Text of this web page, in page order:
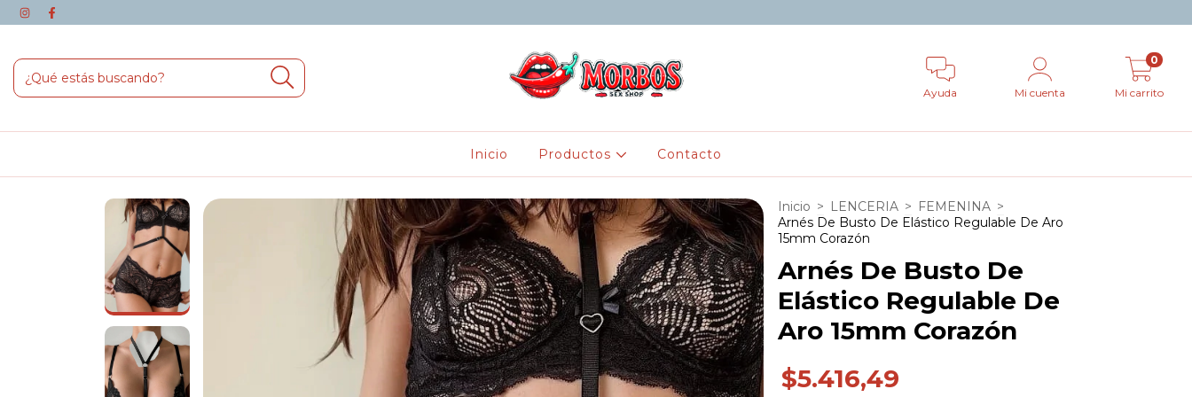
Ayuda Mi cuenta Mi carrito
0
Inicio Productos Contacto
Inicio > LENCERIA > FEMENINA >
Arnés De Busto De Elástico Regulable De Aro
15mm Corazón
Arnés De Busto De
Elástico Regulable De
Aro 15mm Corazón
$5.416,49